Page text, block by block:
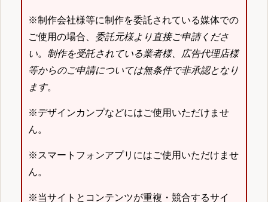
※制作会社様等に制作を委託されている媒体での
ご使用の場合、 委託元様より直接ご申請くださ
い。 制作を受託されている業者様、広告代理店様
等からのご申請については無条件で非承認となり
ます。
※デザインカンプなどにはご使用いただけませ
ん。
※スマートフォンアプリにはご使用いただけませ
ん。
※当サイトとコンテンツが重複・競合するサイ